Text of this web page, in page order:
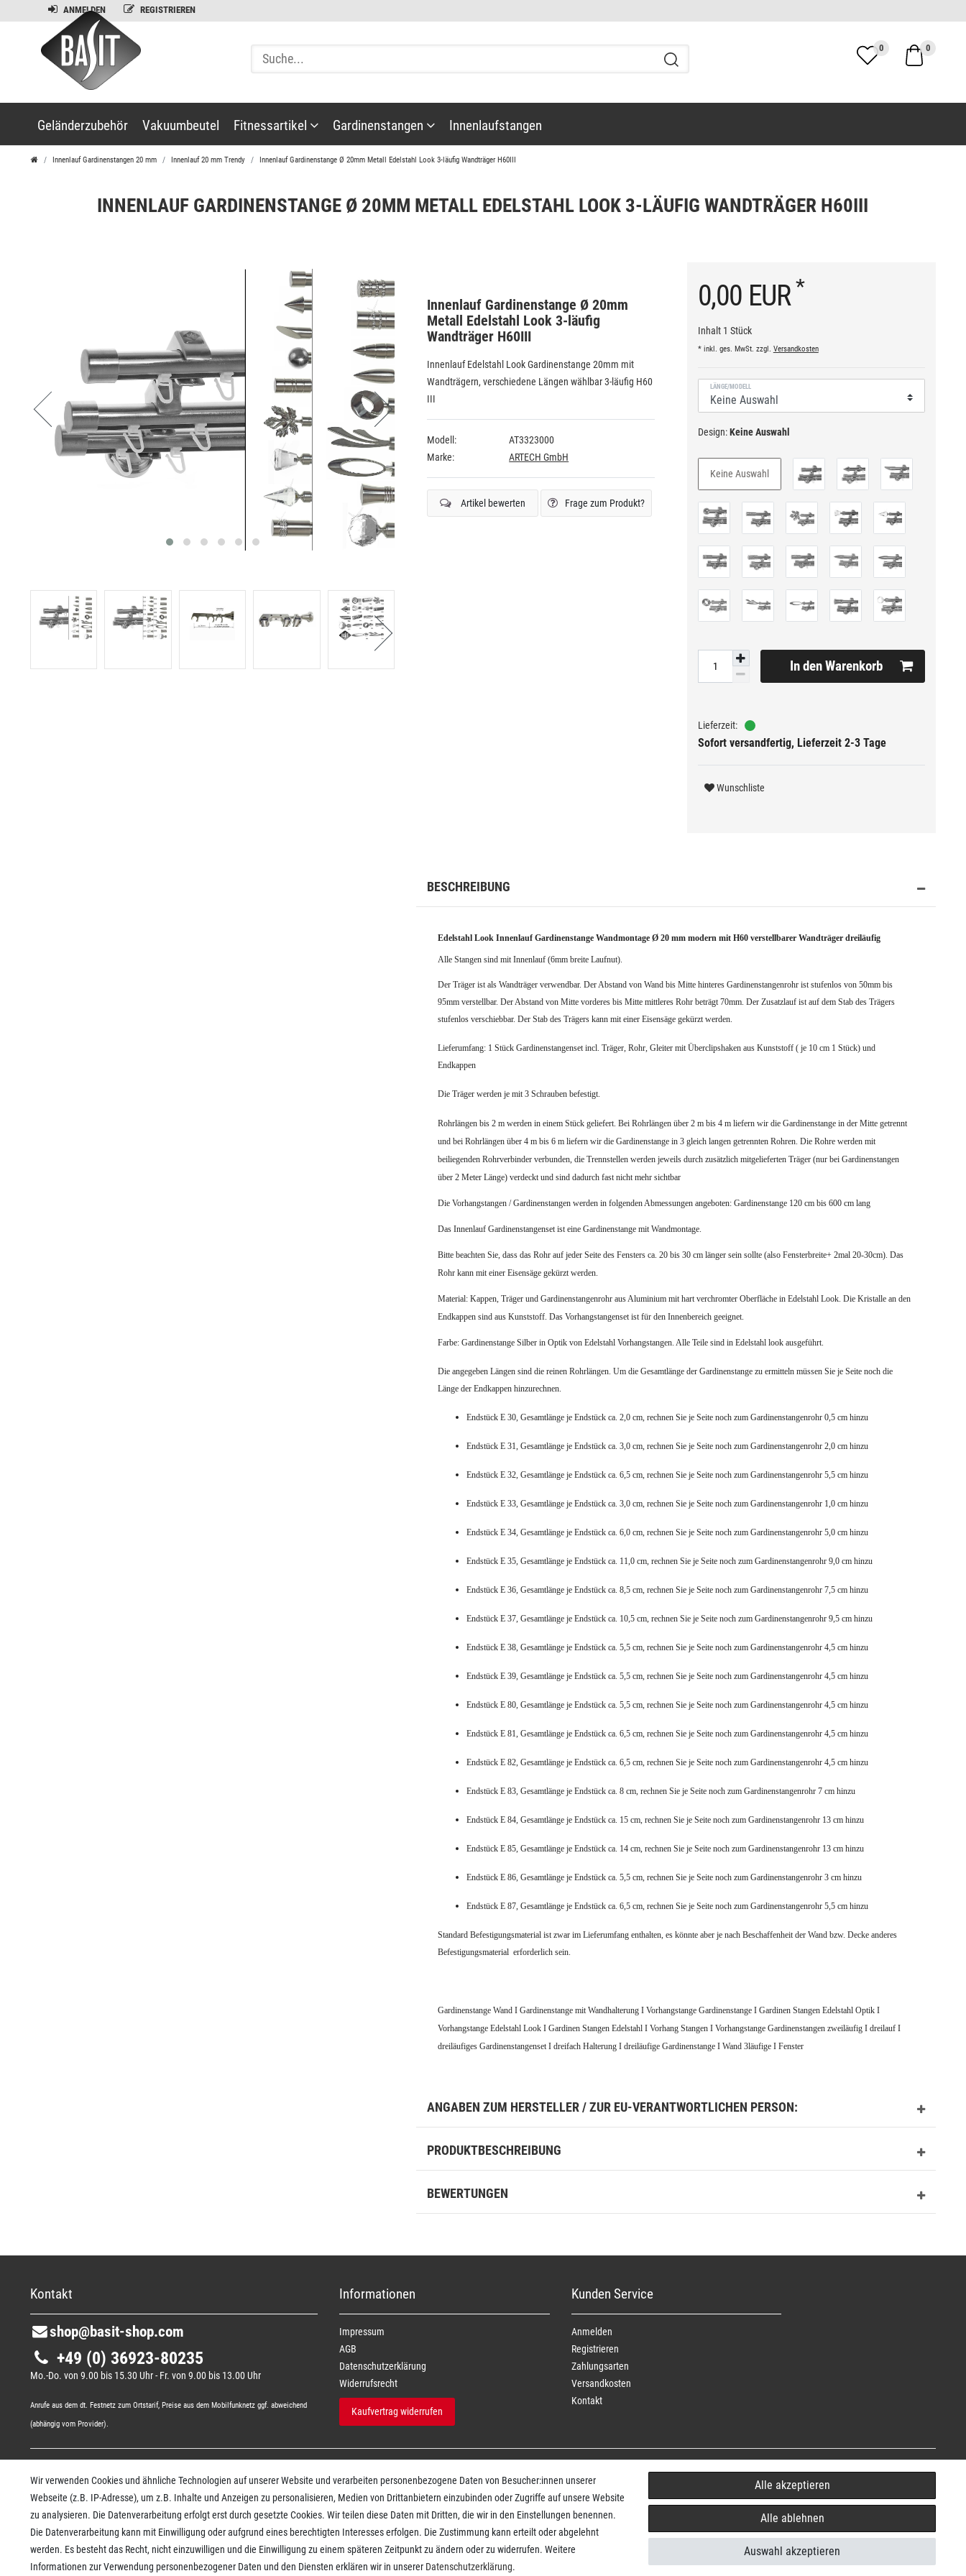
ANMELDEN REGISTRIEREN
0
0
Geländerzubehör Vakuumbeutel Fitnessartikel
Schwungstäbe
Gardinenstangen Innenlaufstangen
Innenlauf Gardinenstangen 20 mm Innenlauf 20 mm Trendy Innenlauf Gardinenstange Ø 20mm Metall Edelstahl Look 3-läufig Wandträger H60III
INNENLAUF GARDINENSTANGE Ø 20MM METALL EDELSTAHL LOOK 3-LÄUFIG WANDTRÄGER H60III
Innenlauf Gardinenstange Ø 20mm
Metall Edelstahl Look 3-läufig
Wandträger H60III
Innenlauf Edelstahl Look Gardinenstange 20mm mit
Wandträgern, verschiedene Längen wählbar 3-läufig H60
III
Modell:
AT3323000
Marke:
ARTECH GmbH
Artikel bewerten Frage zum Produkt?
0,00 EUR*
Inhalt 1 Stück
* inkl. ges. MwSt. zzgl. Versandkosten
LÄNGE/MODELL
Design: Keine Auswahl
Keine Auswahl
In den Warenkorb
Sofort versandfertig, Lieferzeit 2-3 Tage
Wunschliste
BESCHREIBUNG
Edelstahl Look Innenlauf Gardinenstange Wandmontage Ø 20 mm modern mit H60 verstellbarer Wandträger dreiläufig
Alle Stangen sind mit Innenlauf (6mm breite Laufnut).
Der Träger ist als Wandträger verwendbar.Der Abstand von Wand bis Mitte hinteres Gardinenstangenrohr ist stufenlos von 50mm bis
95mm verstellbar. Der Abstand von Mitte vorderes bis Mitte mittleres Rohr beträgt 70mm. Der Zusatzlauf ist auf dem Stab des Trägers
stufenlos verschiebbar. Der Stab des Trägers kann mit einer Eisensäge gekürzt werden.
Lieferumfang: 1 Stück Gardinenstangenset incl. Träger, Rohr, Gleiter mit Überclipshaken aus Kunststoff ( je 10 cm 1 Stück) und
Endkappen
Die Träger werden je mit 3 Schrauben befestigt.
Rohrlängen bis 2 m werden in einem Stück geliefert. Bei Rohrlängen über 2 m bis 4 m liefern wir die Gardinenstange in der Mitte getrennt
und bei Rohrlängen über 4 m bis 6 m liefern wir die Gardinenstange in 3 gleich langen getrennten Rohren. Die Rohre werden mit
beiliegenden Rohrverbinder verbunden, die Trennstellen werden jeweils durch zusätzlich mitgelieferten Träger (nur bei Gardinenstangen
über 2 Meter Länge) verdeckt und sind dadurch fast nicht mehr sichtbar
Die Vorhangstangen / Gardinenstangen werden in folgenden Abmessungen angeboten: Gardinenstange 120 cm bis 600 cm lang
Das Innenlauf Gardinenstangenset ist eine Gardinenstange mit Wandmontage.
Bitte beachten Sie, dass das Rohr auf jeder Seite des Fensters ca. 20 bis 30 cm länger sein sollte (also Fensterbreite+ 2mal 20-30cm). Das
Rohr kann mit einer Eisensäge gekürzt werden.
Material: Kappen, Träger und Gardinenstangenrohr aus Aluminium mit hart verchromter Oberfläche in Edelstahl Look. Die Kristalle an den
Endkappen sind aus Kunststoff. Das Vorhangstangenset ist für den Innenbereich geeignet.
Farbe: Gardinenstange Silber in Optik von Edelstahl Vorhangstangen. Alle Teile sind in Edelstahl look ausgeführt.
Die angegeben Längen sind die reinen Rohrlängen. Um die Gesamtlänge der Gardinenstange zu ermitteln müssen Sie je Seite noch die
Länge der Endkappen hinzurechnen.
Endstück E 30, Gesamtlänge je Endstück ca. 2,0 cm, rechnen Sie je Seite noch zum Gardinenstangenrohr 0,5 cm hinzu
Endstück E 31, Gesamtlänge je Endstück ca. 3,0 cm, rechnen Sie je Seite noch zum Gardinenstangenrohr 2,0 cm hinzu
Endstück E 32, Gesamtlänge je Endstück ca. 6,5 cm, rechnen Sie je Seite noch zum Gardinenstangenrohr 5,5 cm hinzu
Endstück E 33, Gesamtlänge je Endstück ca. 3,0 cm, rechnen Sie je Seite noch zum Gardinenstangenrohr 1,0 cm hinzu
Endstück E 34, Gesamtlänge je Endstück ca. 6,0 cm, rechnen Sie je Seite noch zum Gardinenstangenrohr 5,0 cm hinzu
Endstück E 35, Gesamtlänge je Endstück ca. 11,0 cm, rechnen Sie je Seite noch zum Gardinenstangenrohr 9,0 cm hinzu
Endstück E 36, Gesamtlänge je Endstück ca. 8,5 cm, rechnen Sie je Seite noch zum Gardinenstangenrohr 7,5 cm hinzu
Endstück E 37, Gesamtlänge je Endstück ca. 10,5 cm, rechnen Sie je Seite noch zum Gardinenstangenrohr 9,5 cm hinzu
Endstück E 38, Gesamtlänge je Endstück ca. 5,5 cm, rechnen Sie je Seite noch zum Gardinenstangenrohr 4,5 cm hinzu
Endstück E 39, Gesamtlänge je Endstück ca. 5,5 cm, rechnen Sie je Seite noch zum Gardinenstangenrohr 4,5 cm hinzu
Endstück E 80, Gesamtlänge je Endstück ca. 5,5 cm, rechnen Sie je Seite noch zum Gardinenstangenrohr 4,5 cm hinzu
Endstück E 81, Gesamtlänge je Endstück ca. 6,5 cm, rechnen Sie je Seite noch zum Gardinenstangenrohr 4,5 cm hinzu
Endstück E 82, Gesamtlänge je Endstück ca. 6,5 cm, rechnen Sie je Seite noch zum Gardinenstangenrohr 4,5 cm hinzu
Endstück E 83, Gesamtlänge je Endstück ca. 8 cm, rechnen Sie je Seite noch zum Gardinenstangenrohr 7 cm hinzu
Endstück E 84, Gesamtlänge je Endstück ca. 15 cm, rechnen Sie je Seite noch zum Gardinenstangenrohr 13 cm hinzu
Endstück E 85, Gesamtlänge je Endstück ca. 14 cm, rechnen Sie je Seite noch zum Gardinenstangenrohr 13 cm hinzu
Endstück E 86, Gesamtlänge je Endstück ca. 5,5 cm, rechnen Sie je Seite noch zum Gardinenstangenrohr 3 cm hinzu
Endstück E 87, Gesamtlänge je Endstück ca. 6,5 cm, rechnen Sie je Seite noch zum Gardinenstangenrohr 5,5 cm hinzu
Standard Befestigungsmaterial ist zwar im Lieferumfang enthalten, es könnte aber je nach Beschaffenheit der Wand bzw. Decke anderes
Befestigungsmaterial erforderlich sein.
Gardinenstange Wand I Gardinenstange mit Wandhalterung I Vorhangstange Gardinenstange I Gardinen Stangen Edelstahl Optik I
Vorhangstange Edelstahl Look I Gardinen Stangen Edelstahl I Vorhang Stangen I Vorhangstange Gardinenstangen zweiläufig I dreilauf I
dreiläufiges Gardinenstangenset I dreifach Halterung I dreiläufige Gardinenstange I Wand 3läufige I Fenster
ANGABEN ZUM HERSTELLER / ZUR EU-VERANTWORTLICHEN PERSON:
PRODUKTBESCHREIBUNG
BEWERTUNGEN
Kontakt
shop@basit-shop.com
+49 (0) 36923-80235
Mo.-Do. von 9.00 bis 15.30 Uhr - Fr. von 9.00 bis 13.00 Uhr
Anrufe aus dem dt. Festnetz zum Ortstarif, Preise aus dem Mobilfunknetz ggf. abweichend
(abhängig vom Provider).
Informationen
Impressum
AGB
Daten­schutz­erklärung
Widerrufs­recht
Kaufvertrag widerrufen
Kunden Service
Anmelden
Registrieren
Zahlungsarten
Versandkosten
Kontakt
* Alle Preise verstehen sich inkl. gesetzl. MwSt. und Versandkosten
© copyright 2026 Basitshop / Realisation
colornativ/
Wir verwenden Cookies und ähnliche Technologien auf unserer Website und verarbeiten personenbezogene Daten von Besucher:innen unserer
Webseite (z.B. IP-Adresse), um z.B. Inhalte und Anzeigen zu personalisieren, Medien von Drittanbietern einzubinden oder Zugriffe auf unsere Website
zu analysieren. Die Datenverarbeitung erfolgt erst durch gesetzte Cookies. Wir teilen diese Daten mit Dritten, die wir in den Einstellungen benennen.
Die Datenverarbeitung kann mit Einwilligung oder aufgrund eines berechtigten Interesses erfolgen. Die Zustimmung kann erteilt oder abgelehnt
werden. Es besteht das Recht, nicht einzuwilligen und die Einwilligung zu einem späteren Zeitpunkt zu ändern oder zu widerrufen. Weitere
Informationen zur Verwendung personenbezogener Daten und den Diensten erklären wir in unserer Daten­schutz­erklärung.
Alle akzeptieren
Alle ablehnen
Auswahl akzeptieren